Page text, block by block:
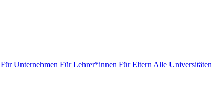
Für Unternehmen Für Lehrer*innen Für Eltern Alle Universitäten